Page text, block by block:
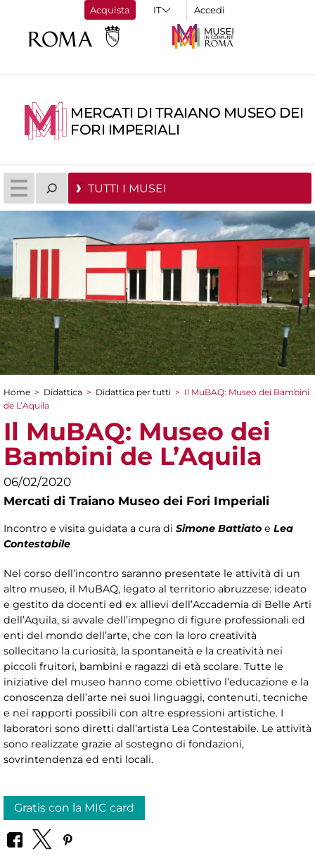
Acquista Accedi
MERCATI DI TRAIANO MUSEO DEI
FORI IMPERIALI
TUTTI I MUSEI
Tu sei qui
Home > Didattica > Didattica per tutti > Il MuBAQ: Museo dei Bambini
de L’Aquila
Il MuBAQ: Museo dei
Bambini de L’Aquila
06/02/2020
Mercati di Traiano Museo dei Fori Imperiali
Incontro e visita guidata a cura di Simone Battiato e Lea
Contestabile
Nel corso dell’incontro saranno presentate le attività di un
altro museo, il MuBAQ, legato al territorio abruzzese: ideato
e gestito da docenti ed ex allievi dell’Accademia di Belle Arti
dell’Aquila, si avvale dell’impegno di figure professionali ed
enti del mondo dell’arte, che con la loro creatività
sollecitano la curiosità, la spontaneità e la creatività nei
piccoli fruitori, bambini e ragazzi di età scolare. Tutte le
iniziative del museo hanno come obiettivo l’educazione e la
conoscenza dell’arte nei suoi linguaggi, contenuti, tecniche
e nei rapporti possibili con altre espressioni artistiche. I
laboratori sono diretti dall’artista Lea Contestabile. Le attività
sono realizzate grazie al sostegno di fondazioni,
sovrintendenza ed enti locali.
Gratis con la MIC card